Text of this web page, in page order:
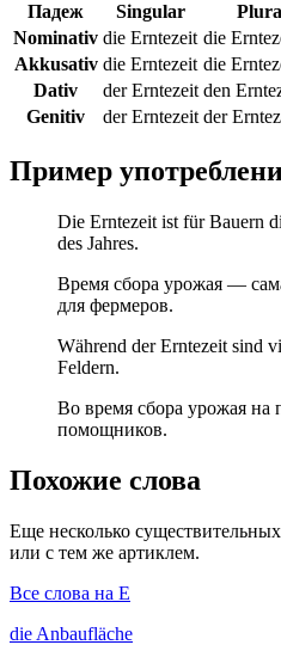
Падеж Singular
Nominativ die Erntezeit die
Akkusativ die Erntezeit die
Dativ
der Erntezeit den
Genitiv
der Erntezeit der
Пример
Die Erntezeit ist für Bauern
des Jahres.
Время сбора урожая —
для фермеров.
Während der Erntezeit sind
Feldern.
Во время сбора урожая на
помощников.
Похожие слова
Еще несколько
или с тем же артиклем.
Все слова на E
die Anbaufläche